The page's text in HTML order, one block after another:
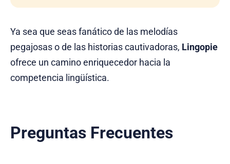
Ya sea que seas fanático de las melodías
pegajosas o de las historias cautivadoras, Lingopie
ofrece un camino enriquecedor hacia la
competencia lingüística.
Preguntas Frecuentes